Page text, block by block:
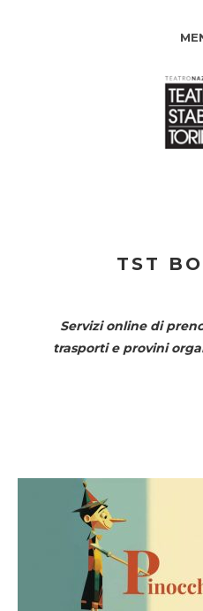
TST
Servizi online di
trasporti e provini